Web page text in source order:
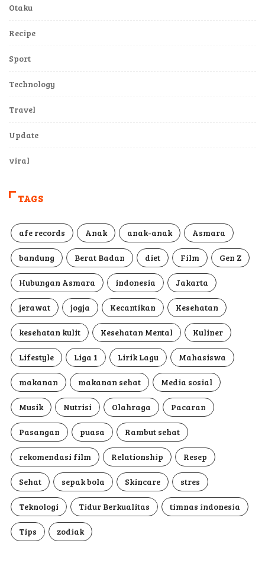
Otaku
Recipe
Sport
Technology
Travel
Update
viral
TAGS
afe records Anak anak-anak Asmara
bandung Berat Badan diet Film Gen Z
Hubungan Asmara indonesia Jakarta
jerawat jogja Kecantikan Kesehatan
kesehatan kulit Kesehatan Mental Kuliner
Lifestyle Liga 1 Lirik Lagu Mahasiswa
makanan makanan sehat Media sosial
Musik Nutrisi Olahraga Pacaran
Pasangan puasa Rambut sehat
rekomendasi film Relationship Resep
Sehat sepak bola Skincare stres
Teknologi Tidur Berkualitas timnas indonesia
Tips zodiak